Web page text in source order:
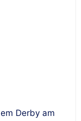
Derby am